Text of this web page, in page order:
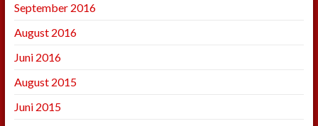
September 2016
August 2016
Juni 2016
August 2015
Juni 2015